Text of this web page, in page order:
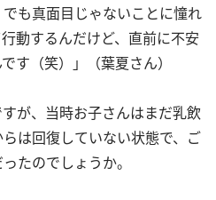
も真面目じゃないことに憧れ
動するんだけど、直前に不安
す（笑）」（葉夏さん）
が、当時お子さんはまだ乳飲
は回復していない状態で、ご
たのでしょうか。